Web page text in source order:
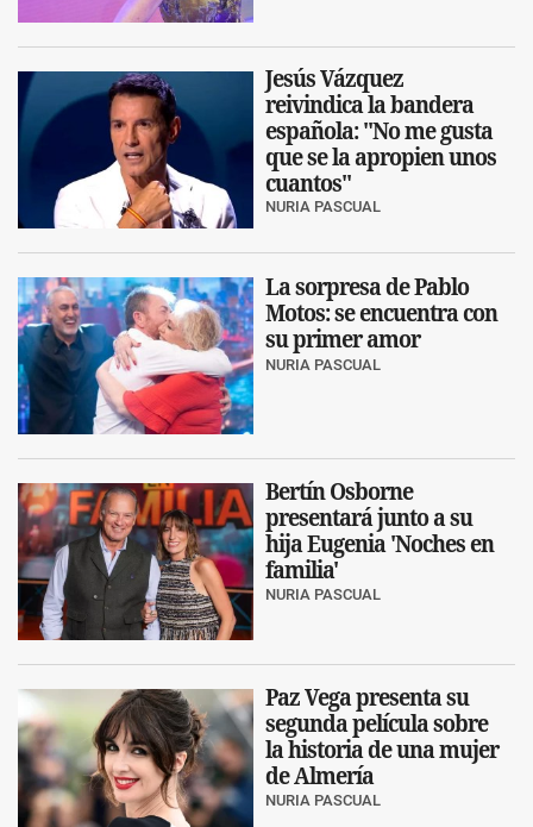
Jesús Vázquez
reivindica la bandera
española: "No me gusta
que se la apropien unos
cuantos"
NURIA PASCUAL
La sorpresa de Pablo
Motos: se encuentra con
su primer amor
NURIA PASCUAL
Bertín Osborne
presentará junto a su
hija Eugenia 'Noches en
familia'
NURIA PASCUAL
Paz Vega presenta su
segunda película sobre
la historia de una mujer
de Almería
NURIA PASCUAL